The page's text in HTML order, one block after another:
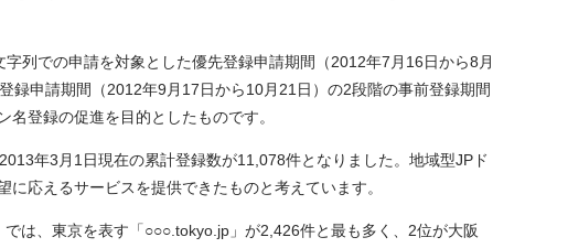
列での申請を対象とした優先登録申請期間（2012年7月16日から8月
録申請期間（2012年9月17日から10月21日）の2段階の事前登録期間
登録の促進を目的としたものです。
年3月1日現在の累計登録数が11,078件となりました。地域型JPド
応えるサービスを提供できたものと考えています。
は、東京を表す「○○○.tokyo.jp」が2,426件と最も多く、2位が大阪